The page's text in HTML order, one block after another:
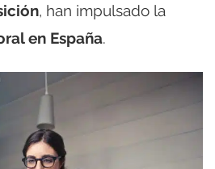
, han impulsado la
en España.